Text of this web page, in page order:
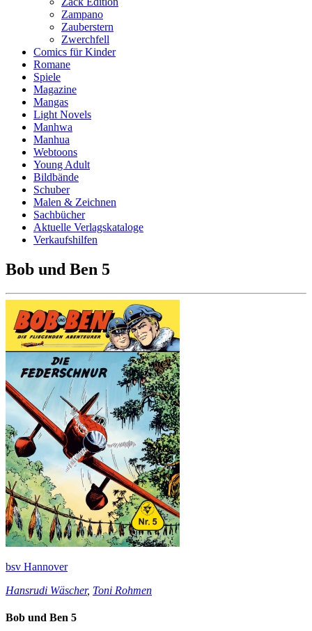
Zampano
Zauberstern
Zwerchfell
Comics für Kinder
Romane
Spiele
Magazine
Mangas
Light Novels
Manhwa
Manhua
Webtoons
Young Adult
Bildbände
Schuber
Malen & Zeichnen
Sachbücher
Aktuelle Verlagskataloge
Verkaufshilfen
Bob und Ben 5
bsv Hannover
Hansrudi Wäscher, Toni Rohmen
Bob und Ben 5